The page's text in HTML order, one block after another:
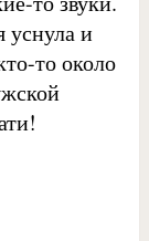
уснула и
то около